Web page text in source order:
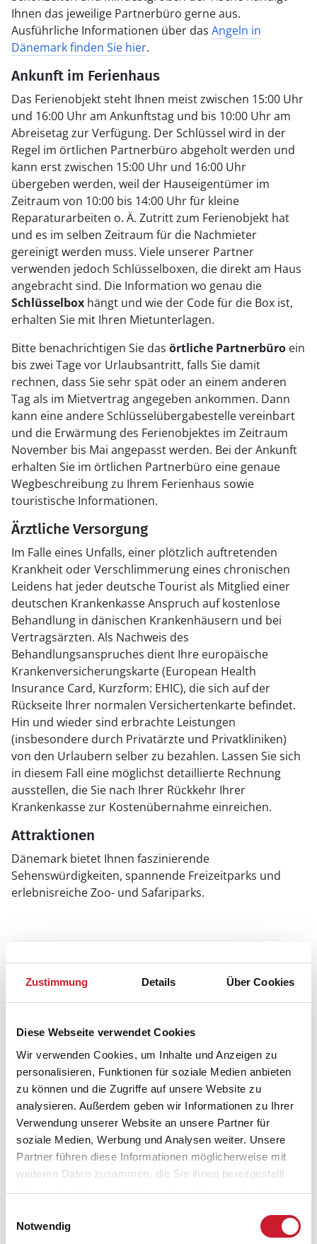
Zustimmung Details Über Cookies
Diese Webseite verwendet Cookies
Wir verwenden Cookies, um Inhalte und Anzeigen zu
personalisieren, Funktionen für soziale Medien anbieten
zu können und die Zugriffe auf unsere Website zu
analysieren. Außerdem geben wir Informationen zu Ihrer
Verwendung unserer Website an unsere Partner für
soziale Medien, Werbung und Analysen weiter. Unsere
Partner führen diese Informationen möglicherweise mit
weiteren Daten zusammen, die Sie ihnen bereitgestellt
haben oder die sie im Rahmen Ihrer Nutzung der Dienste
Notwendig
Ihnen das jeweilige Partnerbüro gerne aus.
Ausführliche Informationen über das Angeln in
Dänemark finden Sie hier.
Ankunft im Ferienhaus
Das Ferienobjekt steht Ihnen meist zwischen 15:00 Uhr
und 16:00 Uhr am Ankunftstag und bis 10:00 Uhr am
Abreisetag zur Verfügung. Der Schlüssel wird in der
Regel im örtlichen Partnerbüro abgeholt werden und
kann erst zwischen 15:00 Uhr und 16:00 Uhr
übergeben werden, weil der Hauseigentümer im
Zeitraum von 10:00 bis 14:00 Uhr für kleine
Reparaturarbeiten o. Ä. Zutritt zum Ferienobjekt hat
und es im selben Zeitraum für die Nachmieter
gereinigt werden muss. Viele unserer Partner
verwenden jedoch Schlüsselboxen, die direkt am Haus
angebracht sind. Die Information wo genau die
Schlüsselbox hängt und wie der Code für die Box ist,
erhalten Sie mit Ihren Mietunterlagen.
Bitte benachrichtigen Sie das örtliche Partnerbüro ein
bis zwei Tage vor Urlaubsantritt, falls Sie damit
rechnen, dass Sie sehr spät oder an einem anderen
Tag als im Mietvertrag angegeben ankommen. Dann
kann eine andere Schlüsselübergabestelle vereinbart
und die Erwärmung des Ferienobjektes im Zeitraum
November bis Mai angepasst werden. Bei der Ankunft
erhalten Sie im örtlichen Partnerbüro eine genaue
Wegbeschreibung zu Ihrem Ferienhaus sowie
touristische Informationen.
Ärztliche Versorgung
Im Falle eines Unfalls, einer plötzlich auftretenden
Krankheit oder Verschlimmerung eines chronischen
Leidens hat jeder deutsche Tourist als Mitglied einer
deutschen Krankenkasse Anspruch auf kostenlose
Behandlung in dänischen Krankenhäusern und bei
Vertragsärzten. Als Nachweis des
Behandlungsanspruches dient Ihre europäische
Krankenversicherungskarte (European Health
Insurance Card, Kurzform: EHIC), die sich auf der
Rückseite Ihrer normalen Versichertenkarte befindet.
Hin und wieder sind erbrachte Leistungen
(insbesondere durch Privatärzte und Privatkliniken)
von den Urlaubern selber zu bezahlen. Lassen Sie sich
in diesem Fall eine möglichst detaillierte Rechnung
ausstellen, die Sie nach Ihrer Rückkehr Ihrer
Krankenkasse zur Kostenübernahme einreichen.
Attraktionen
Dänemark bietet Ihnen faszinierende
Sehenswürdigkeiten, spannende Freizeitparks und
erlebnisreiche Zoo- und Safariparks.
Sehenswürdigkeiten
Zu den Sehenswürdigkeiten in Dänemark